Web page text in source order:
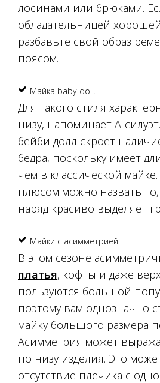
лосинами или брюками.
обладательницей
разбавьте свой образ
поясом.
Майка baby-doll.
Для такого стиля
низу, напоминает А-
бейби долл скроет
бедра, поскольку имеет
чем в классической
плюсом можно назвать
наряд красиво выделяет
Майки с асимметрией.
В этом сезоне
платья, кофты и даже
пользуются большой
поэтому вам однозначно
майку большого размера
Асимметрия может
по низу изделия. Это
отсутствие плечика с